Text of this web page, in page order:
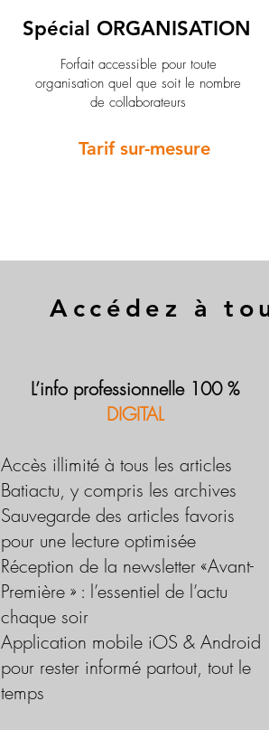
Spécial ORGANISATION
Forfait accessible pour toute
organisation quel que soit le nombre
de collaborateurs
Tarif sur-mesure
Accédez à
L’info professionnelle 100 %
DIGITAL
Accès illimité à tous les articles
Batiactu, y compris les archives
Sauvegarde des articles favoris
pour une lecture optimisée
Réception de la newsletter «Avant-
Première » : l’essentiel de l’actu
chaque soir
Application mobile iOS & Android
pour rester informé partout, tout le
temps